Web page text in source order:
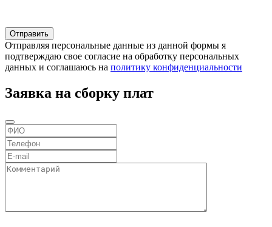
Отправляя персональные данные из данной формы я
подтверждаю свое согласие на обработку персональных
данных и соглашаюсь на политику конфиденциальности
Заявка на сборку плат